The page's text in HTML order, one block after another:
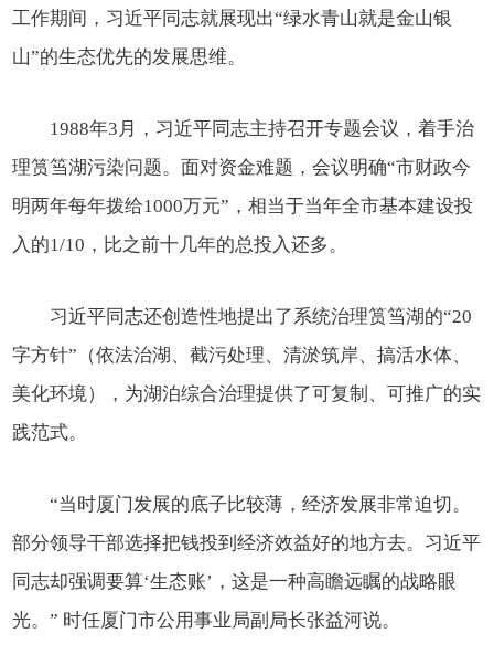
工作期间，习近平同志就展现出“绿水青山就是金山银
山”的生态优先的发展思维。
1988年3月，习近平同志主持召开专题会议，着手治
理筼筜湖污染问题。面对资金难题，会议明确“市财政今
明两年每年拨给1000万元”，相当于当年全市基本建设投
入的1/10，比之前十几年的总投入还多。
习近平同志还创造性地提出了系统治理筼筜湖的“20
字方针”（依法治湖、截污处理、清淤筑岸、搞活水体、
美化环境），为湖泊综合治理提供了可复制、可推广的实
践范式。
“当时厦门发展的底子比较薄，经济发展非常迫切。
部分领导干部选择把钱投到经济效益好的地方去。习近平
同志却强调要算‘生态账’，这是一种高瞻远瞩的战略眼
光。” 时任厦门市公用事业局副局长张益河说。